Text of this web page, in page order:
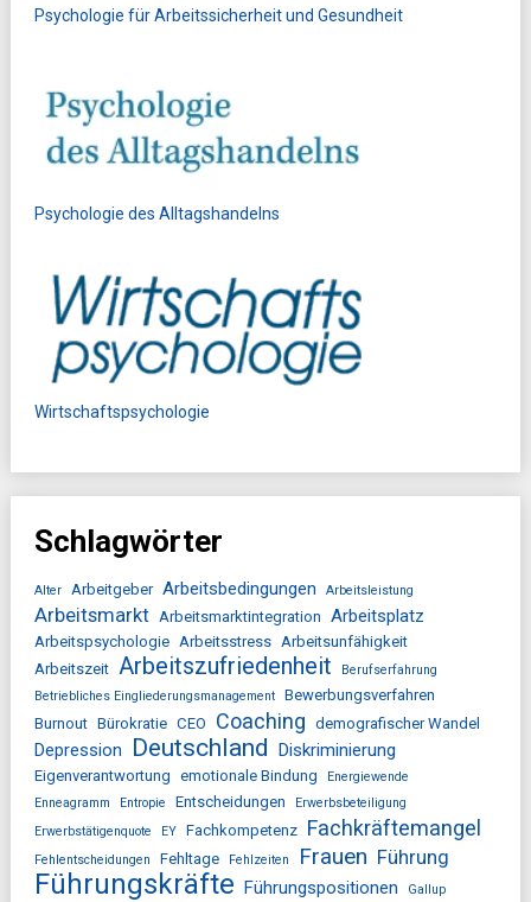
Psychologie für Arbeitssicherheit und Gesundheit
Psychologie des Alltagshandelns
Wirtschaftspsychologie
Schlagwörter
Alter Arbeitgeber Arbeitsbedingungen Arbeitsleistung
Arbeitsmarkt Arbeitsmarktintegration Arbeitsplatz
Arbeitspsychologie Arbeitsstress
Arbeitsunfähigkeit
Arbeitszeit
Arbeitszufriedenheit
Berufserfahrung
Betriebliches Eingliederungsmanagement
Bewerbungsverfahren
Burnout Bürokratie CEO Coaching demografischer Wandel
Depression Deutschland Diskriminierung
Eigenverantwortung emotionale Bindung
Energiewende
Enneagramm
Entropie Entscheidungen
Erwerbsbeteiligung
Erwerbstätigenquote
EY Fachkompetenz Fachkräftemangel
Fehlentscheidungen Fehltage Fehlzeiten Frauen Führung
Führungskräfte Führungspositionen
Gallup